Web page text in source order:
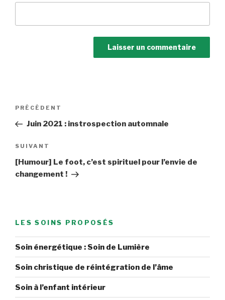
Navigation
l’article
Article
précédent
PRÉCÉDENT
Juin 2021 : instrospection automnale
Article
suivant
SUIVANT
[Humour] Le foot, c’est spirituel pour l’envie de
changement !
LES SOINS PROPOSÉS
Soin énergétique : Soin de Lumière
Soin christique de réintégration de l’âme
Soin à l’enfant intérieur